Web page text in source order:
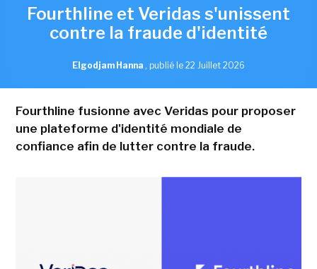
Fourthline et Veridas s'unissent
contre la fraude d'identité
Elgodjam Hanna , publié le 22 Juillet 2026
Fourthline fusionne avec Veridas pour proposer
une plateforme d'identité mondiale de
confiance afin de lutter contre la fraude.